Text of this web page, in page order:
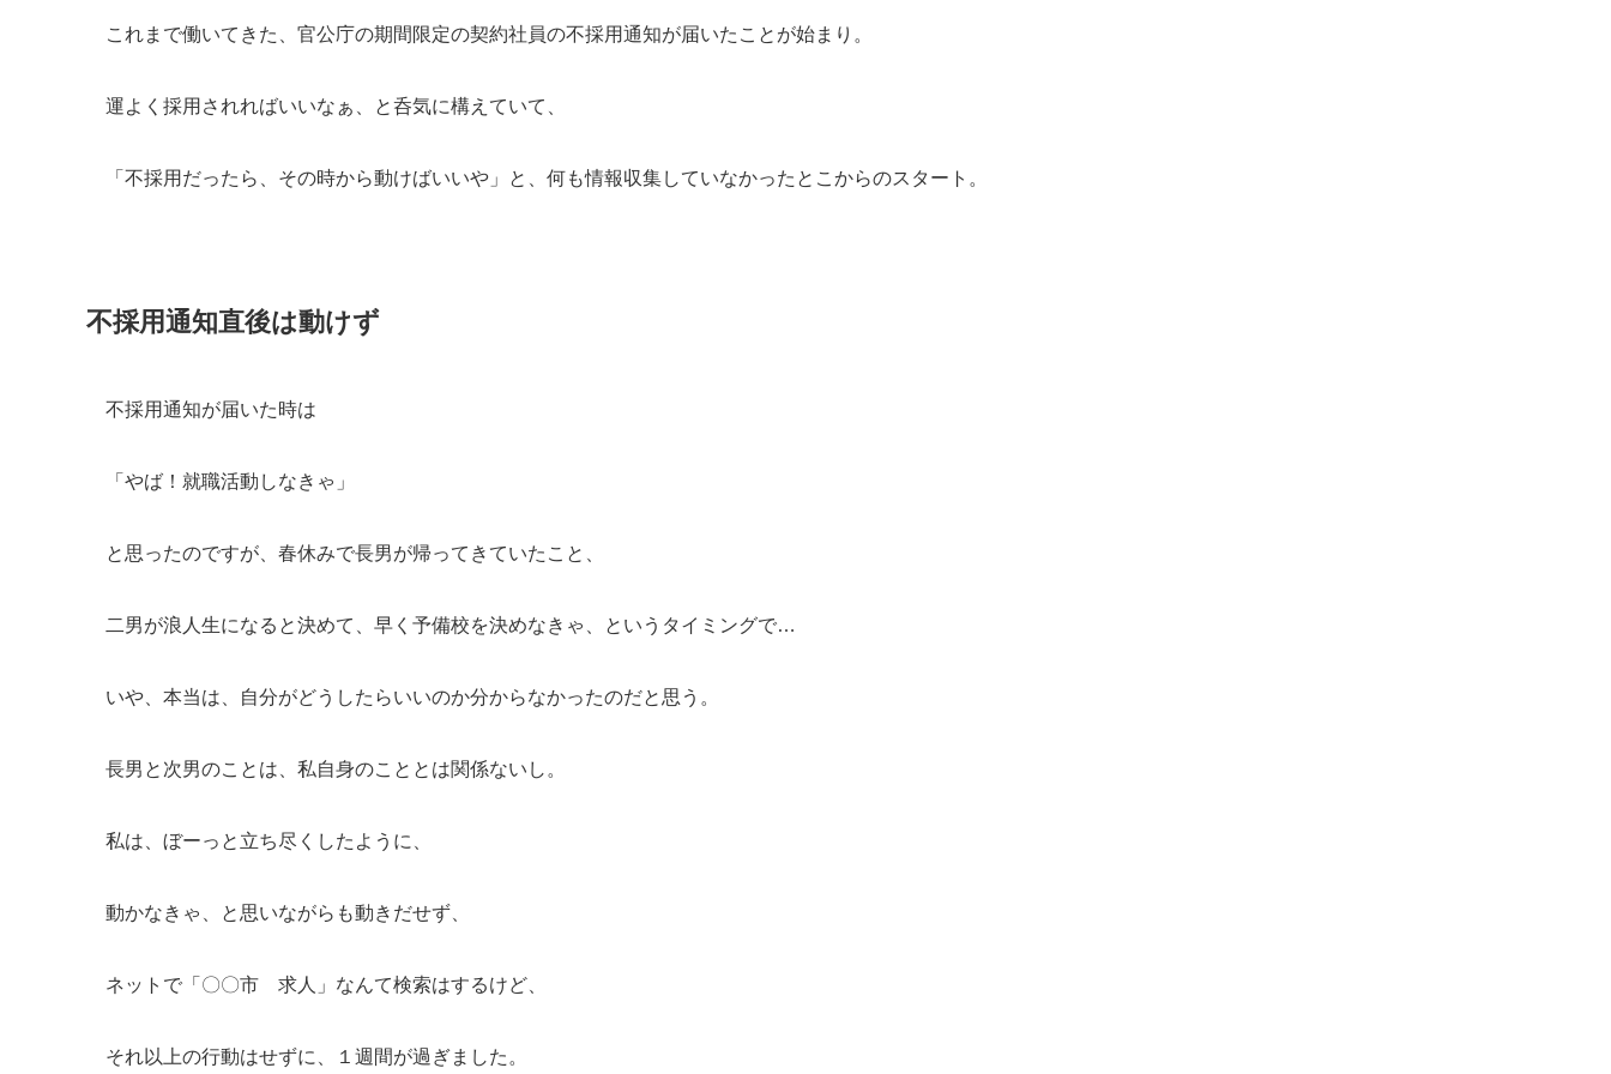
これまで働いてきた、官公庁の期間限定の契約社員の不採用通知が届いたことが始まり。
運よく採用されればいいなぁ、と呑気に構えていて、
「不採用だったら、その時から動けばいいや」と、何も情報収集していなかったとこからのスタート。
不採用通知直後は動けず
不採用通知が届いた時は
「やば！就職活動しなきゃ」
と思ったのですが、春休みで長男が帰ってきていたこと、
二男が浪人生になると決めて、早く予備校を決めなきゃ、というタイミングで…
いや、本当は、自分がどうしたらいいのか分からなかったのだと思う。
長男と次男のことは、私自身のこととは関係ないし。
私は、ぼーっと立ち尽くしたように、
動かなきゃ、と思いながらも動きだせず、
ネットで「〇〇市 求人」なんて検索はするけど、
それ以上の行動はせずに、１週間が過ぎました。